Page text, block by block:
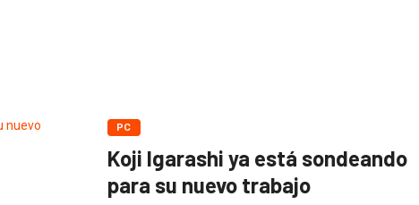
PC
Koji Igarashi ya está sondeando
para su nuevo trabajo